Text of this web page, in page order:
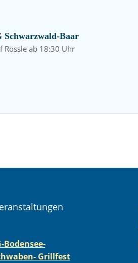
Schwarzwald-Baar
Rössle ab 18:30 Uhr
Bodensee-
Grillfest